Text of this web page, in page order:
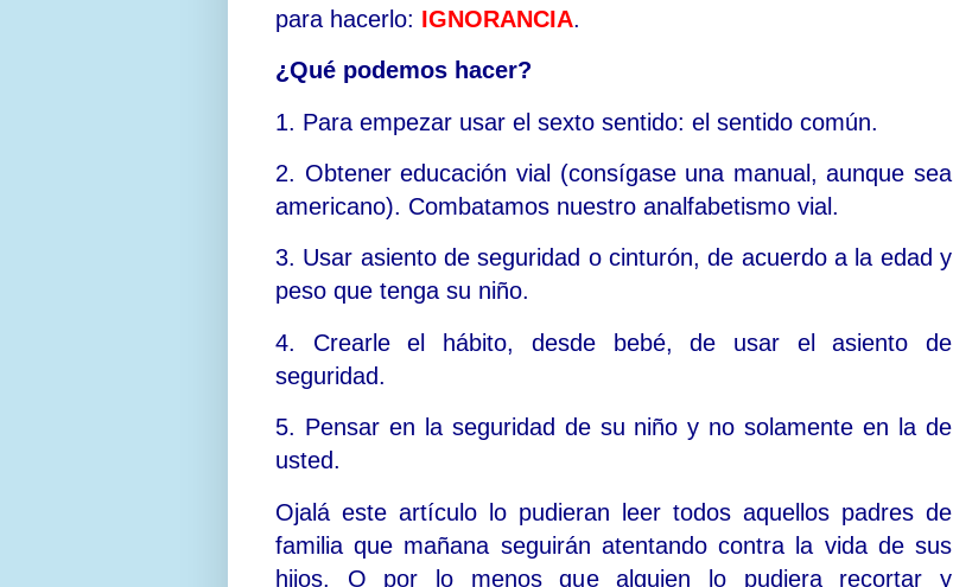
para hacerlo: IGNORANCIA.
¿Qué podemos hacer?
1. Para empezar usar el sexto sentido: el sentido común.
2. Obtener educación vial (consígase una manual, aunque sea
americano). Combatamos nuestro analfabetismo vial.
3. Usar asiento de seguridad o cinturón, de acuerdo a la edad y
peso que tenga su niño.
4. Crearle el hábito, desde bebé, de usar el asiento de
seguridad.
5. Pensar en la seguridad de su niño y no solamente en la de
usted.
Ojalá este artículo lo pudieran leer todos aquellos padres de
familia que mañana seguirán atentando contra la vida de sus
hijos. O por lo menos que alguien lo pudiera recortar y